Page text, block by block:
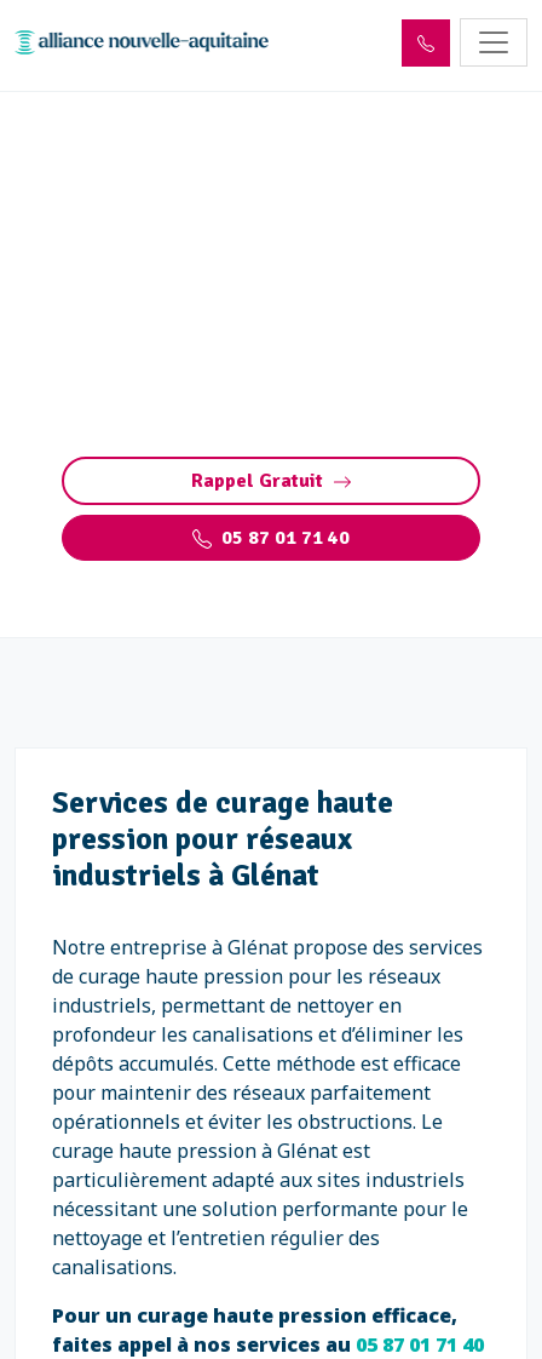
Rappel Gratuit
05 87 01 71 40
Services de curage haute
pression pour réseaux
industriels à Glénat
Notre entreprise à Glénat propose des services
de curage haute pression pour les réseaux
industriels, permettant de nettoyer en
profondeur les canalisations et d’éliminer les
dépôts accumulés. Cette méthode est efficace
pour maintenir des réseaux parfaitement
opérationnels et éviter les obstructions. Le
curage haute pression à Glénat est
particulièrement adapté aux sites industriels
nécessitant une solution performante pour le
nettoyage et l’entretien régulier des
canalisations.
Pour un curage haute pression efficace,
faites appel à nos services au 05 87 01 71 40